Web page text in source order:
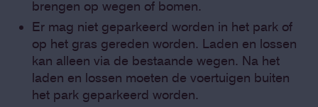
brengen op wegen of bomen.
Er mag niet geparkeerd worden in het park of
op het gras gereden worden. Laden en lossen
kan alleen via de bestaande wegen. Na het
laden en lossen moeten de voertuigen buiten
het park geparkeerd worden.